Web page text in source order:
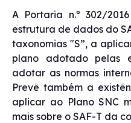
A Portaria n.º 302/
estrutura de dados do
taxonomias "S”, a
plano adotado pelas
adotar as normas
Prevê também a
aplicar ao Plano SNC
mais sobre o SAF-T da